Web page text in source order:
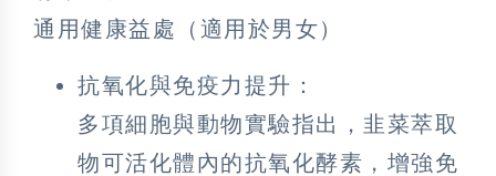
通用健康益處（適用於男女）
抗氧化與免疫力提升：
多項細胞與動物實驗指出，韭菜萃取
物可活化體內的抗氧化酵素，增強免